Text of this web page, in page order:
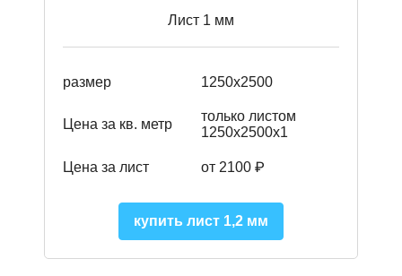
Лист 1 мм
размер 1250х2500
Цена за кв. метр
только листом
1250х2500х1
Цена за лист от 2100 ₽
купить лист 1,2 мм